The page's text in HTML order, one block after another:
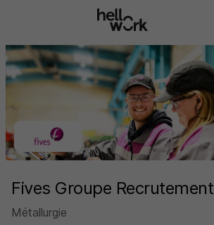
Fives Groupe Recrutement
Métallurgie